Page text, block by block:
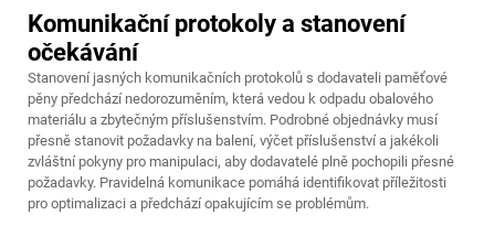
Komunikační protokoly a stanovení
očekávání
Stanovení jasných komunikačních protokolů s dodavateli paměťové
pěny předchází nedorozuměním, která vedou k odpadu obalového
materiálu a zbytečným příslušenstvím. Podrobné objednávky musí
přesně stanovit požadavky na balení, výčet příslušenství a jakékoli
zvláštní pokyny pro manipulaci, aby dodavatelé plně pochopili přesné
požadavky. Pravidelná komunikace pomáhá identifikovat příležitosti
pro optimalizaci a předchází opakujícím se problémům.